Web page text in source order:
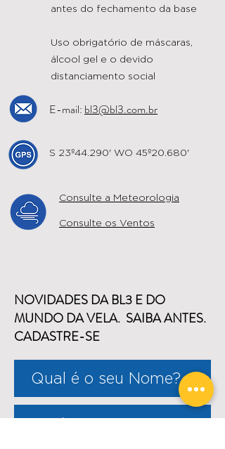
antes do fechamento da base
Uso obrigatório de máscaras,
álcool gel e o devido
distanciamento social
E-mail: bl3@bl3.com.br
S 23º44.290' WO 45º20.680'
Consulte a Meteorologia
Consulte os Ventos
NOVIDADES DA BL3 E DO
MUNDO DA VELA. SAIBA ANTES.
CADASTRE-SE